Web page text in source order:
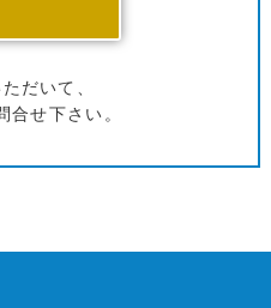
だいて、
合せ下さい。